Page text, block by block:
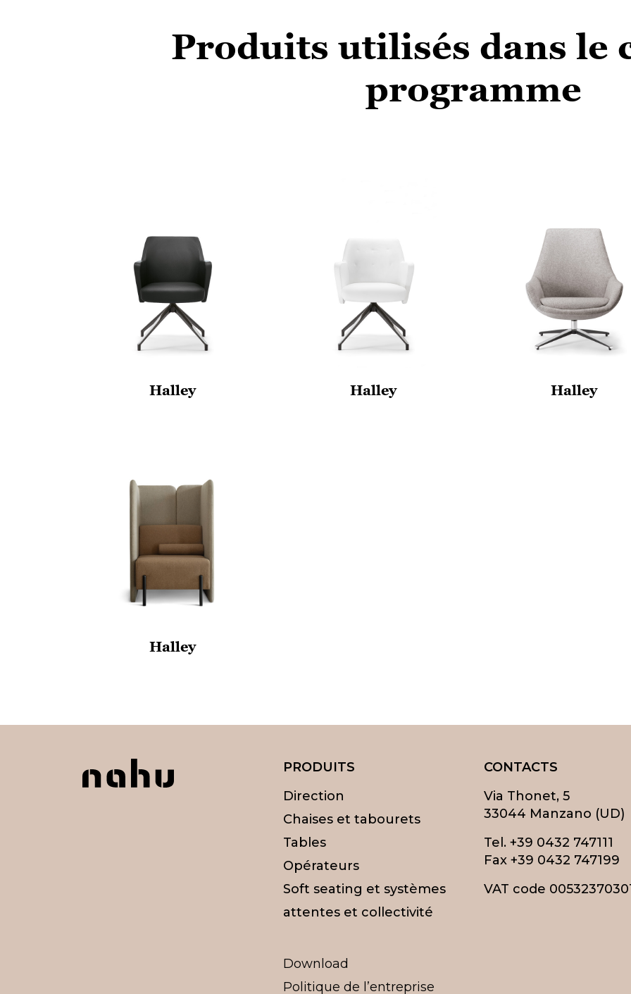
Produits utilisés dans le
programme
Halley Halley Halley
Halley
PRODUITS
Direction
Chaises et tabourets
Tables
Opérateurs
Soft seating et systèmes
attentes et collectivité
Download
Politique de l’entreprise
CONTACTS
Via Thonet, 5
33044 Manzano (UD)
Tel. +39 0432 747111
Fax +39 0432 747199
VAT code